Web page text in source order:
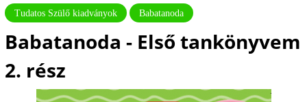
Jelenlegi
hely
Tudatos Szülő kiadványok Babatanoda
Babatanoda - Első tankönyvem
2. rész